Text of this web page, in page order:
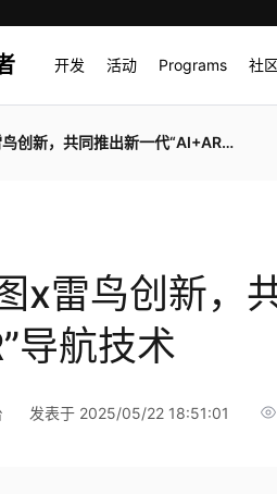
开发 活动 Programs 社区
新，共同推出新一代“AI+AR”导航技术
x雷鸟创新，
导航技术
发表于 2025/05/22 18:51:01